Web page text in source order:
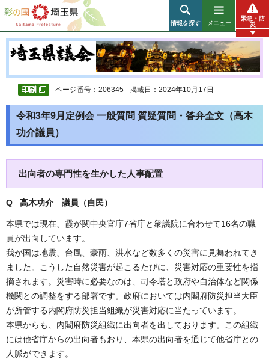
彩の国 埼玉県
情報を探す メニュー
緊急・防
災
ページ番号：206345 掲載日：2024年10月17日
令和3年9月定例会 一般質問 質疑質問・答弁全文（高木
功介議員）
出向者の専門性を生かした人事配置
Q 高木功介 議員（自民）
本県では現在、霞が関中央官庁7省庁と衆議院に合わせて16名の職
員が出向しています。
我が国は地震、台風、豪雨、洪水など数多くの災害に見舞われてき
ました。こうした自然災害が起こるたびに、災害対応の重要性を指
摘されます。災害時に必要なのは、司令塔と政府や自治体など関係
機関との調整をする部署です。政府においては内閣府防災担当大臣
が所管する内閣府防災担当組織が災害対応に当たっています。
本県からも、内閣府防災組織に出向者を出しております。この組織
には他省庁からの出向者もおり、本県の出向者を通じて他省庁との
人脈ができます。